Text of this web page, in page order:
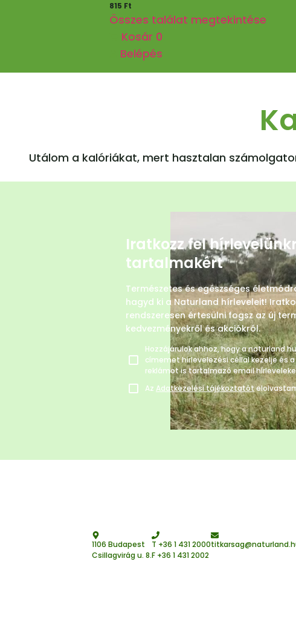
815 Ft
Összes találat megtekintése
Kosár 0
Belépés
Utálom a kalóriákat, mert hasztalan
Iratkozz fel
tartalmakért
Természetes és egészséges
hagyd ki a Naturland hírleveleit!
rendszeresen értesülni fogsz az új
kedvezményekről és akciókról.
Hozzájárulok ahhoz, hogy a
címemet hírlevelezési céllal kezelje és
reklámot is tartalmazó email
Az Adatkezelési tájékoztatót
1106 Budapest
Csillagvirág u. 8.
T +36 1 431 2000
F +36 1 431 2002